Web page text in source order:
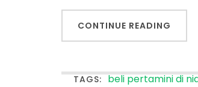
CONTINUE READING
TAGS: beli pertamini di